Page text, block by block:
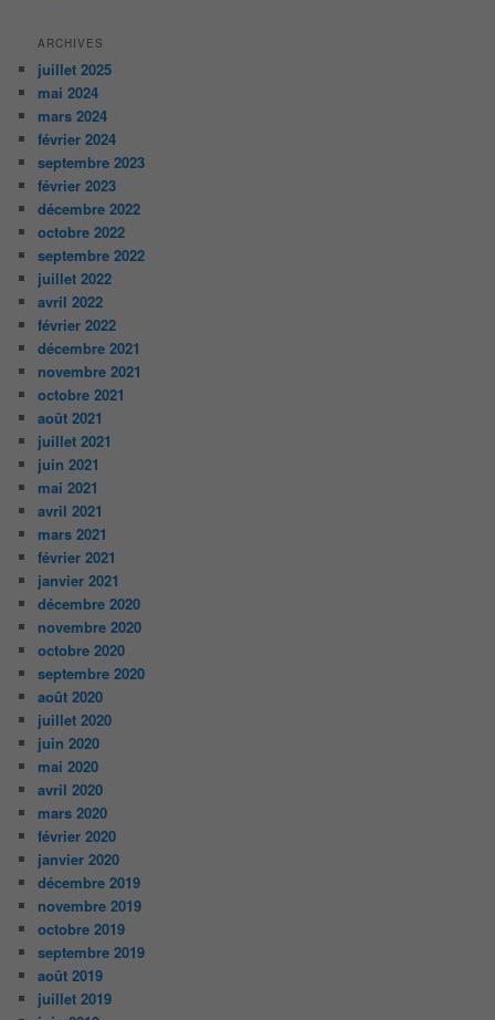
ARCHIVES
juillet 2025
mai 2024
mars 2024
février 2024
septembre 2023
février 2023
décembre 2022
octobre 2022
septembre 2022
juillet 2022
avril 2022
février 2022
décembre 2021
novembre 2021
octobre 2021
août 2021
juillet 2021
juin 2021
mai 2021
avril 2021
mars 2021
février 2021
janvier 2021
décembre 2020
novembre 2020
octobre 2020
septembre 2020
août 2020
juillet 2020
juin 2020
mai 2020
avril 2020
mars 2020
février 2020
janvier 2020
décembre 2019
novembre 2019
octobre 2019
septembre 2019
août 2019
juillet 2019